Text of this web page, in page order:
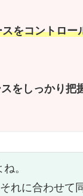
をコントロー
をしっかり把
。
れに合わせて